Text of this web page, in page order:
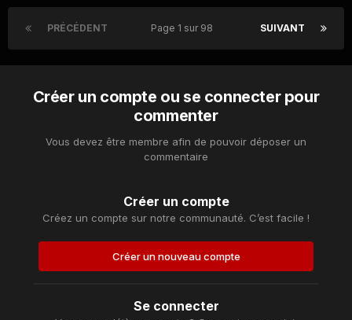
PRÉCÉDENT SUIVANT
Page 1 sur 98
Créer un compte ou se connecter pour
commenter
Vous devez être membre afin de pouvoir déposer un
commentaire
Créer un compte
Créez un compte sur notre communauté. C’est facile !
Créer un nouveau compte
Se connecter